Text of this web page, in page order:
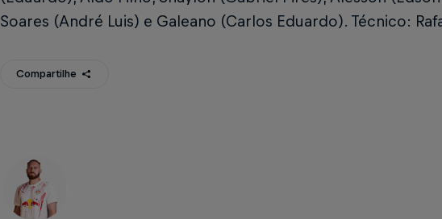
Soares (André Luis) e Galeano (Carlos Eduardo). Técnico:
Compartilhe